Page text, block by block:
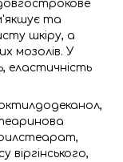
та
шкіру, а
мозолів. У
еластичність
віргінського,